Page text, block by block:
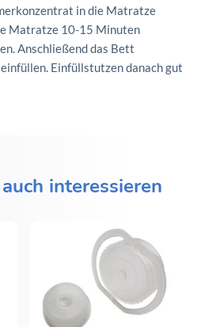
in die Matratze
Matratze 10-15 Minuten
Anschließend das Bett
Einfüllstutzen danach gut
interessieren